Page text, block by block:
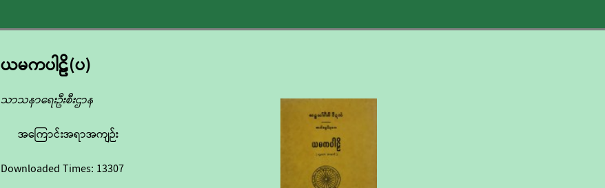
ယမကပါဠိ(ပ)
သာသနာရေးဦးစီးဌာန
အကြောင်းအရာအကျဉ်း
Downloaded Times: 13307